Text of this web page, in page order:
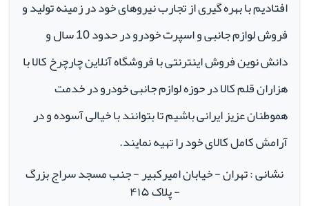
افتادیم با بهره گیری از تجارب نیروهای خود در زمینه تولید و
فروش لوازم جانبی و اسپرت خودرو در حدود 10 سال و
دانش نوین فروش اینترنتی با فروشگاه آنلاین چارچرخ کالا با
هزاران قلم کالا در حوزه لوازم جانبی خودرو در خدمت
هموطنان عزیز ایرانی باشیم تا بتوانند با خیالی آسوده و در
آرامش کامل کالای خود را تهیه نمایند.
نشانی : تهران - خیابان امیرکبیر - جنب مسجد سراج بزرگ
- پلاک ۴۱۵